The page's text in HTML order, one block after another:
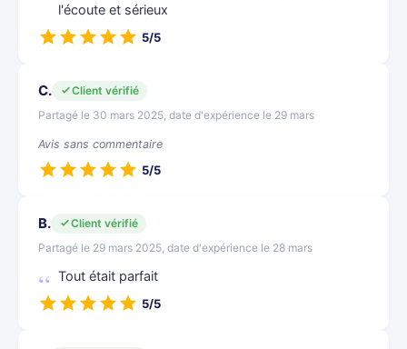
l'écoute et sérieux
5/5
C.
Client vérifié
Partagé le 30 mars 2025, date d'expérience le 29 mars
Avis sans commentaire
5/5
B.
Client vérifié
Partagé le 29 mars 2025, date d'expérience le 28 mars
Tout était parfait
5/5